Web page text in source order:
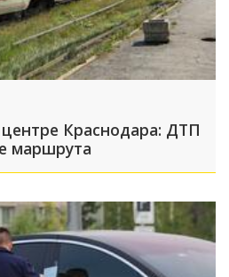
Краснодара: ДТП
маршрута